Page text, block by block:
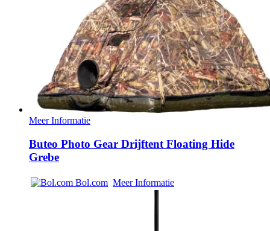
Meer Informatie
Buteo Photo Gear Drijftent Floating Hide
Grebe
Bol.com Meer Informatie